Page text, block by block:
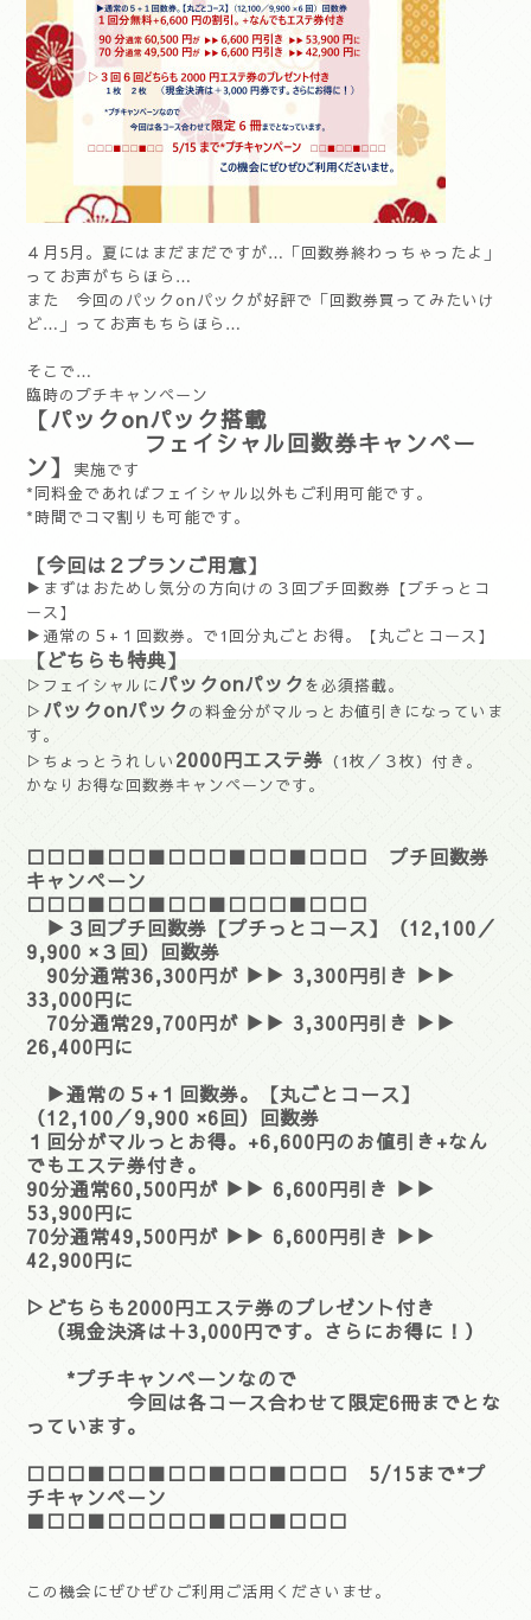
４月5月。夏にはまだまだですが…「回数券終わっちゃったよ」
ってお声がちらほら…
また 今回のパックonパックが好評で「回数券買ってみたいけ
ど…」ってお声もちらほら…
そこで…
臨時のプチキャンペーン
【パックonパック搭載
フェイシャル回数券キャンペー
ン】
実施です
*同料金であればフェイシャル以外もご利用可能です。
*時間でコマ割りも可能です。
【今回は２プランご用意】
▶まずはおためし気分の方向けの３回プチ回数券【プチっとコ
ース】
▶通常の５+１回数券。で1回分丸ごとお得。【丸ごとコース】
【どちらも特典】
▷フェイシャルにパックonパックを必須搭載。
▷ パックonパックの料金分がマルっとお値引きになっていま
す。
▷ちょっとうれしい 2000円エステ券 （1枚／３枚）付き。
かなりお得な回数券キャンペーンです。
□□□■□□■□□□■□□■□□□ プチ回数券
キャンペーン
□□□■□□■□□■□□□■□□□
▶３回プチ回数券【プチっとコース】（12,100／
9,900 ×３回）回数券
90分通常36,300円が ▶▶ 3,300円引き ▶▶
33,000円に
70分通常29,700円が ▶▶ 3,300円引き ▶▶
26,400円に
▶通常の５+１回数券。【丸ごとコース】
（12,100／9,900 ×6回）回数券
１回分がマルっとお得。+6,600円のお値引き+なん
でもエステ券付き。
90分通常60,500円が ▶▶ 6,600円引き ▶▶
53,900円に
70分通常49,500円が ▶▶ 6,600円引き ▶▶
42,900円に
▷どちらも2000円エステ券のプレゼント付き
（現金決済は＋3,000円です。さらにお得に！）
*プチキャンペーンなので
今回は各コース合わせて限定6冊までとな
っています。
□□□■□□■□□■□□■□□□ 5/15まで*プ
チキャンペーン
■□□■□□□□□■□□■□□□
この機会にぜひぜひご利用ご活用くださいませ。